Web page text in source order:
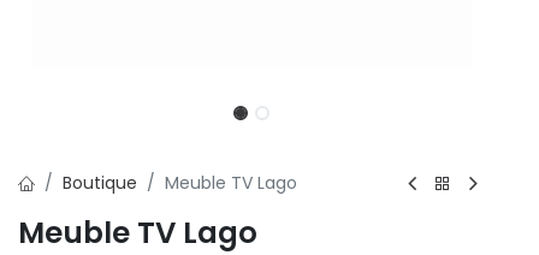
Boutique Meuble TV Lago
Meuble TV Lago